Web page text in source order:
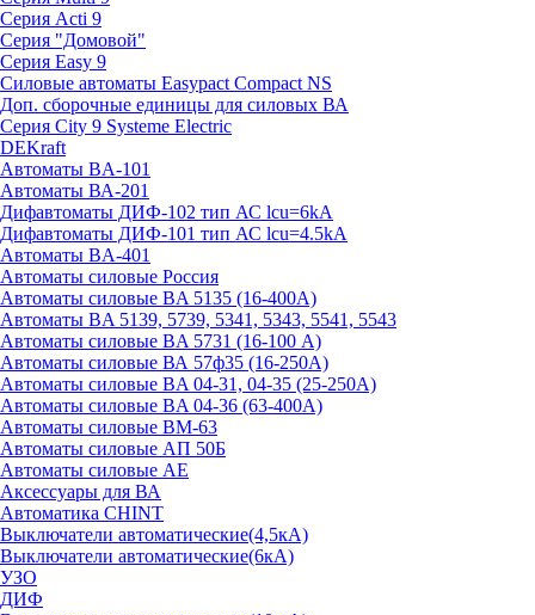
Серия Acti 9
Серия "Домовой"
Серия Easy 9
Силовые автоматы Easypact Compact NS
Доп. сборочные единицы для силовых ВА
Серия City 9 Systeme Electric
DEKraft
Автоматы BA-101
Автоматы ВА-201
Дифавтоматы ДИФ-102 тип АС lcu=6kA
Дифавтоматы ДИФ-101 тип АС lcu=4.5kA
Автоматы BA-401
Автоматы силовые Россия
Автоматы силовые BA 5135 (16-400А)
Автоматы BA 5139, 5739, 5341, 5343, 5541, 5543
Автоматы силовые BA 5731 (16-100 А)
Автоматы силовые ВА 57ф35 (16-250А)
Автоматы силовые BA 04-31, 04-35 (25-250А)
Автоматы силовые BA 04-36 (63-400А)
Автоматы силовые ВМ-63
Автоматы силовые АП 50Б
Автоматы силовые АЕ
Аксессуары для ВА
Автоматика CHINT
Выключатели автоматические(4,5кА)
Выключатели автоматические(6кА)
УЗО
ДИФ